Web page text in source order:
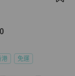
港 免運